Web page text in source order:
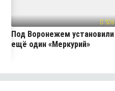
526
Под Воронежем установили
ещё один «Меркурий»